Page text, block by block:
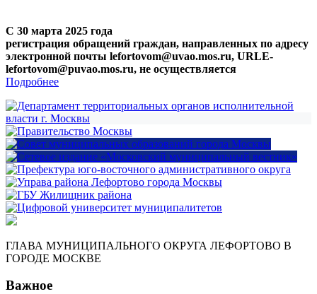
С 30 марта 2025 года
регистрация обращений граждан, направленных по адресу
электронной почты lefortovom@uvao.mos.ru, URLE-
lefortovom@puvao.mos.ru, не осуществляется
Подробнее
ГЛАВА МУНИЦИПАЛЬНОГО ОКРУГА ЛЕФОРТОВО В
ГОРОДЕ МОСКВЕ
Важное